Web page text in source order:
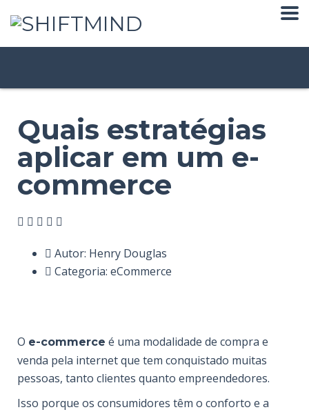
Quais estratégias
aplicar em um e-
commerce
Autor: Henry Douglas
Categoria: eCommerce
O e-commerce é uma modalidade de compra e
venda pela internet que tem conquistado muitas
pessoas, tanto clientes quanto empreendedores.
Isso porque os consumidores têm o conforto e a